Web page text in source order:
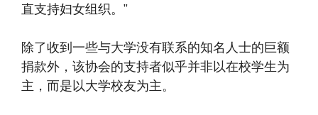
直支持妇女组织。”
除了收到一些与大学没有联系的知名人士的巨额
捐款外，该协会的支持者似乎并非以在校学生为
主，而是以大学校友为主。